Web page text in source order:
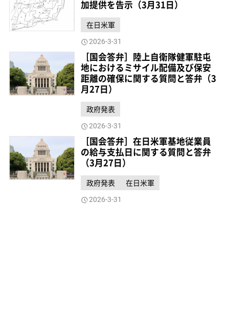
加提供を告示（3月31日）
在日米軍
2026-3-31
［国会答弁］陸上自衛隊健軍駐屯
地におけるミサイル配備及び保安
距離の確保に関する質問と答弁（3
月27日）
政府発表
2026-3-31
［国会答弁］在日米軍基地従業員
の給与支払日に関する質問と答弁
（3月27日）
政府発表 在日米軍
2026-3-31